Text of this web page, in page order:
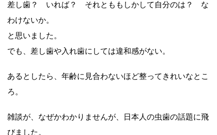
差し歯？ いれば？ それとももしかして自分のは？ な
わけないか。
と思いました。
でも、差し歯や入れ歯にしては違和感がない。
あるとしたら、年齢に見合わないほど整ってきれいなとこ
ろ。
雑談が、なぜかわかりませんが、日本人の虫歯の話題に飛
びました。